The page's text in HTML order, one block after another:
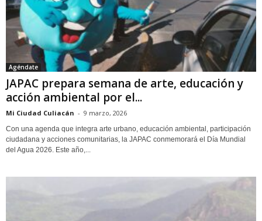
Agéndate
JAPAC prepara semana de arte, educación y
acción ambiental por el...
Mi Ciudad Culiacán - 9 marzo, 2026
Con una agenda que integra arte urbano, educación ambiental, participación
ciudadana y acciones comunitarias, la JAPAC conmemorará el Día Mundial
del Agua 2026. Este año,...